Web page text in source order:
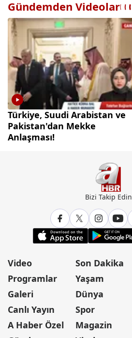
Gündemden Videolar
Türkiye, Suudi Arabistan ve
Pakistan'dan Mekke
Anlaşması!
Bizi Takip Edin
Video
Programlar
Galeri
Canlı Yayın
A Haber Özel
Son Dakika
Yaşam
Dünya
Spor
Magazin